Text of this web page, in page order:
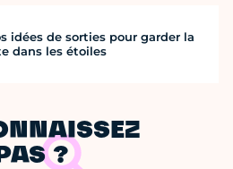
idées de sorties pour garder la
dans les étoiles
?